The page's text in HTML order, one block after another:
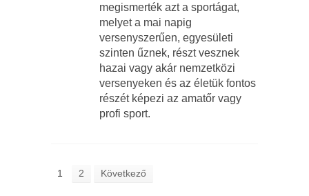
megismerték azt a sportágat,
melyet a mai napig
versenyszerűen, egyesületi
szinten űznek, részt vesznek
hazai vagy akár nemzetközi
versenyeken és az életük fontos
részét képezi az amatőr vagy
profi sport.
1 2 Következő